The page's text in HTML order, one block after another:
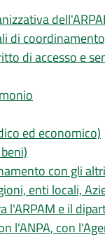
di
di accesso e
ed economico)
con gli
enti locali,
l'ARPAM e il
l'ANPA, con